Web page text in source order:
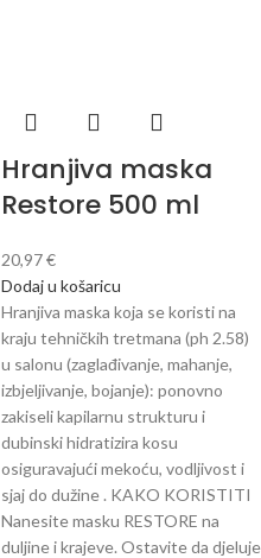
Hranjiva maska
Restore 500 ml
20,97€
Dodaj u košaricu
Hranjiva maska ​​koja se koristi na
kraju tehničkih tretmana (ph 2.58)
u salonu (zaglađivanje, mahanje,
izbjeljivanje, bojanje): ponovno
zakiseli kapilarnu strukturu i
dubinski hidratizira kosu
osiguravajući mekoću, vodljivost i
sjaj do dužine . KAKO KORISTITI
Nanesite masku RESTORE na
duljine i krajeve. Ostavite da djeluje